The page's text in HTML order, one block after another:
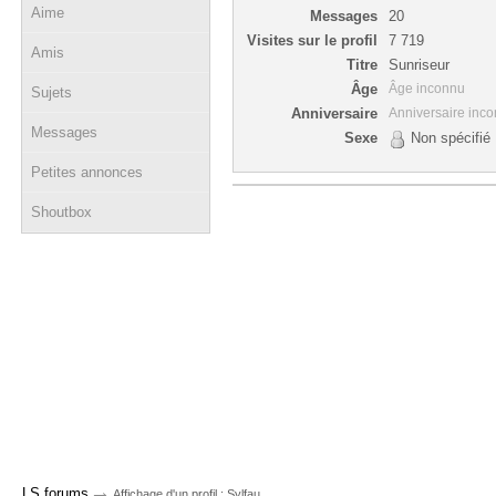
Aime
Amis
Sujets
Messages
Petites annonces
Shoutbox
Messages
20
Visites sur le profil
7 719
Titre
Sunriseur
Âge
Âge inconnu
Anniversaire Anniversaire
Sexe Non spécifié